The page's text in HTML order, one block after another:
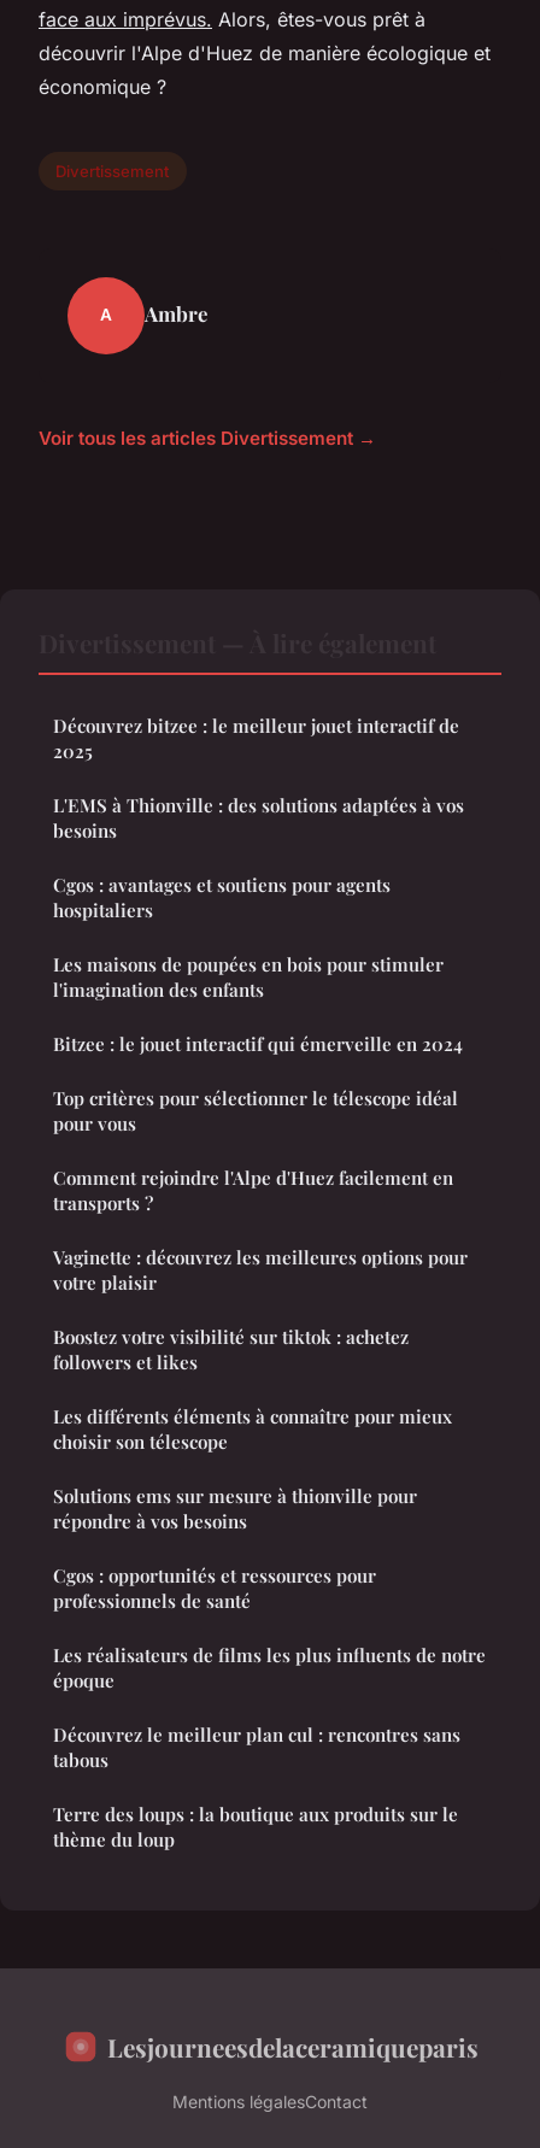
face aux imprévus. Alors, êtes-vous prêt à
découvrir l'Alpe d'Huez de manière écologique et
économique ?
Divertissement
A Ambre
Voir tous les articles Divertissement →
Découvrez bitzee : le meilleur jouet interactif de
2025
L'EMS à Thionville : des solutions adaptées à vos
besoins
Cgos : avantages et soutiens pour agents
hospitaliers
Les maisons de poupées en bois pour stimuler
l'imagination des enfants
Bitzee : le jouet interactif qui émerveille en 2024
Top critères pour sélectionner le télescope idéal
pour vous
Comment rejoindre l'Alpe d'Huez facilement en
transports ?
Vaginette : découvrez les meilleures options pour
votre plaisir
Boostez votre visibilité sur tiktok : achetez
followers et likes
Les différents éléments à connaître pour mieux
choisir son télescope
Solutions ems sur mesure à thionville pour
répondre à vos besoins
Cgos : opportunités et ressources pour
professionnels de santé
Les réalisateurs de films les plus influents de notre
époque
Découvrez le meilleur plan cul : rencontres sans
tabous
Terre des loups : la boutique aux produits sur le
thème du loup
Lesjourneesdelaceramiqueparis
Mentions légalesContact